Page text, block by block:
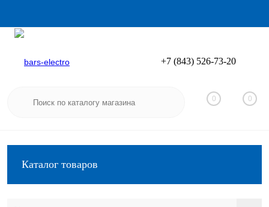
Вход
+7 (843) 526-73-20
0 0
Каталог товаров